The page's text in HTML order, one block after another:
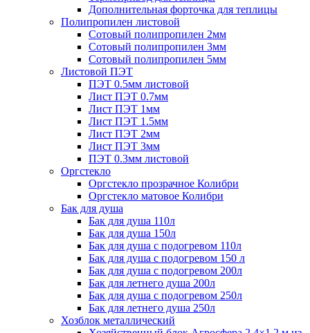
Дополнительная форточка для теплицы
Полипропилен листовой
Сотовый полипропилен 2мм
Сотовый полипропилен 3мм
Сотовый полипропилен 5мм
Листовой ПЭТ
ПЭТ 0.5мм листовой
Лист ПЭТ 0.7мм
Лист ПЭТ 1мм
Лист ПЭТ 1.5мм
Лист ПЭТ 2мм
Лист ПЭТ 3мм
ПЭТ 0.3мм листовой
Оргстекло
Оргстекло прозрачное Колибри
Оргстекло матовое Колибри
Бак для душа
Бак для душа 110л
Бак для душа 150л
Бак для душа с подогревом 110л
Бак для душа с подогревом 150 л
Бак для душа с подогревом 200л
Бак для летнего душа 200л
Бак для душа с подогревом 250л
Бак для летнего душа 250л
Хозблок металлический